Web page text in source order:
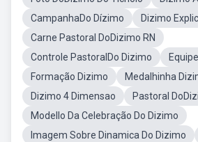
CampanhaDo Dízimo
Dizimo
Carne Pastoral DoDizimo RN
Controle PastoralDo Dizimo
Formação Dizimo
Medalhinha
Dizimo 4 Dimensao
Pastoral
Modello Da Celebração Do Dizimo
Imagem Sobre Dinamica Do Dizimo